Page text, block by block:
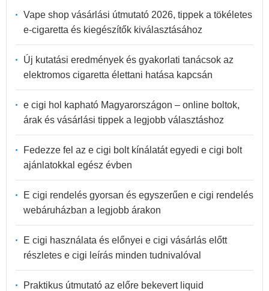
Vape shop vásárlási útmutató 2026, tippek a tökéletes
e-cigaretta és kiegészítők kiválasztásához
Új kutatási eredmények és gyakorlati tanácsok az
elektromos cigaretta élettani hatása kapcsán
e cigi hol kapható Magyarországon – online boltok,
árak és vásárlási tippek a legjobb választáshoz
Fedezze fel az e cigi bolt kínálatát egyedi e cigi bolt
ajánlatokkal egész évben
E cigi rendelés gyorsan és egyszerűen e cigi rendelés
webáruházban a legjobb árakon
E cigi használata és előnyei e cigi vásárlás előtt
részletes e cigi leírás minden tudnivalóval
Praktikus útmutató az előre bekevert liquid